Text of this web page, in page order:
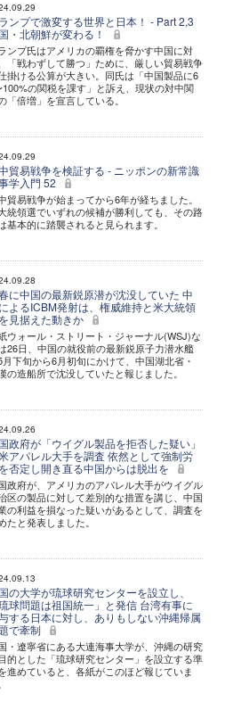
ンプで激変する世界と日本！ - Part 2,3
・北朝鮮が変わる！
ンプ氏はアメリカの覇権を脅かす中国に対
「戦わずして勝つ」ために、厳しい貿易戦争
掛ける公算が大きい。同氏は「中国製品に6
100%の関税を課す」と訴え、現状の対中関
「倍増」を宣言している。
貿易戦争を検証する - ニッポンの新常識
学入門 52
貿易戦争が始まってから6年が経ちました。
統領選でいずれの候補が勝利しても、その路
基本的に踏襲されると見られます。
に中国の最新鋭原潜が沈没していた 中
よるICBM発射は、権威維持と米大統領
見据えた動きか
ウォール・ストリート・ジャーナル(WSJ)な
26日、中国の就役前の最新鋭原子力潜水艦
月下旬から6月初旬にかけて、中国湖北省・
の造船所で沈没していたと報じました。
政府が「ウイグル製品を拒否した疑い」
アパレル大手を調査 依然として強制労
否定し開き直る中国からは脱出を
政府が、アメリカのアパレル大手がウイグル
区の製品に対して差別的な措置を講じ、中国
の利益を損なった疑いがあるとして、調査を
たと発表しました。
の大学が琉球研究センターを設立し、
琉球問題は祖国統一」と発信 台湾有事に
する日本に対し、ありもしない沖縄帰属
で牽制
・遼寧省にある大連海事大学が、沖縄の研究
的とした「琉球研究センター」を設立する準
進めていると、各紙がこのほど報じていま